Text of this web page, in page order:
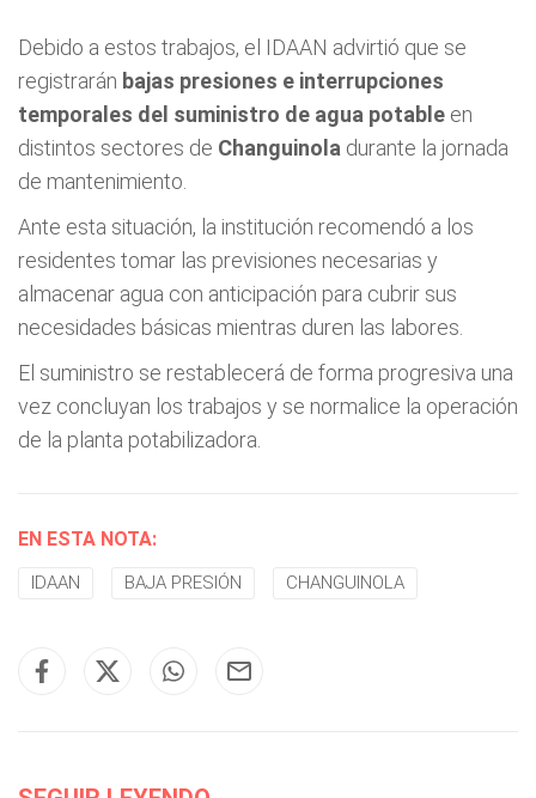
Debido a estos trabajos, el IDAAN advirtió que se
registrarán bajas presiones e interrupciones
temporales del suministro de agua potable en
distintos sectores de Changuinola durante la jornada
de mantenimiento.
Ante esta situación, la institución recomendó a los
residentes tomar las previsiones necesarias y
almacenar agua con anticipación para cubrir sus
necesidades básicas mientras duren las labores.
El suministro se restablecerá de forma progresiva una
vez concluyan los trabajos y se normalice la operación
de la planta potabilizadora.
EN ESTA NOTA:
IDAAN BAJA PRESIÓN CHANGUINOLA